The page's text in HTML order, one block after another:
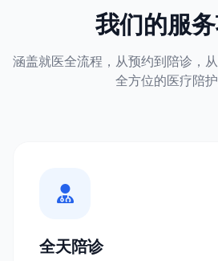
我们的服
涵盖就医全流程，从预约到陪诊，
全方位的医疗陪
全天陪诊